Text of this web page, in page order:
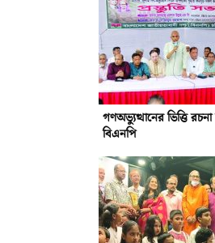
গণঅভ্যুত্থানের ভিত্তি
বিএনপি